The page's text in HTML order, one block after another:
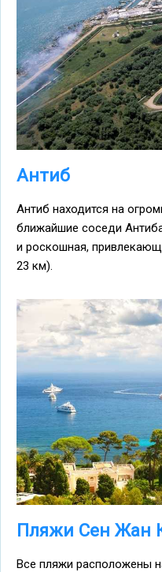
Антиб
Антиб находится на
ближайшие соседи
и роскошная,
23 км).
Пляжи Сен Жан
Все пляжи расположены